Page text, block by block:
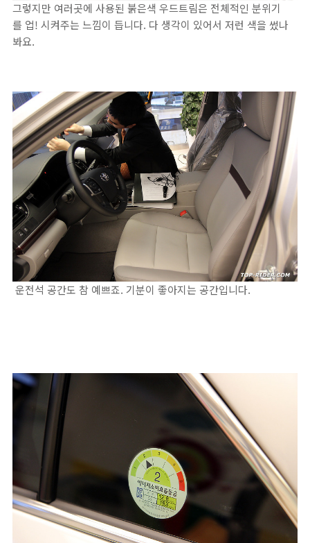
그렇지만 여러곳에 사용된 붉은색 우드트림은 전체적인 분위기
를 업! 시켜주는 느낌이 듭니다. 다 생각이 있어서 저런 색을 썼나
봐요.
운전석 공간도 참 예쁘죠. 기분이 좋아지는 공간입니다.